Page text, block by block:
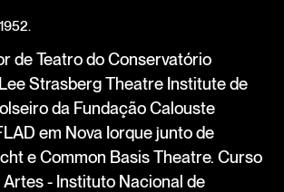
de Teatro do Conservatório
Strasberg Theatre Institute de
da Fundação Calouste
em Nova Iorque junto de
e Common Basis Theatre. Curso
- Instituto Nacional de